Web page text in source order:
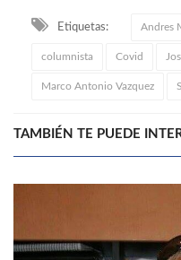
Etiquetas: Andres
columnista Covid
Marco Antonio Vazquez
TAMBIÉN TE PUEDE